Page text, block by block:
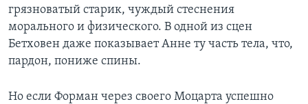
грязноватый старик, чуждый стеснения
морального и физического. В одной из сцен
Бетховен даже показывает Анне ту часть тела, что,
пардон, пониже спины.
Но если Форман через своего Моцарта успешно